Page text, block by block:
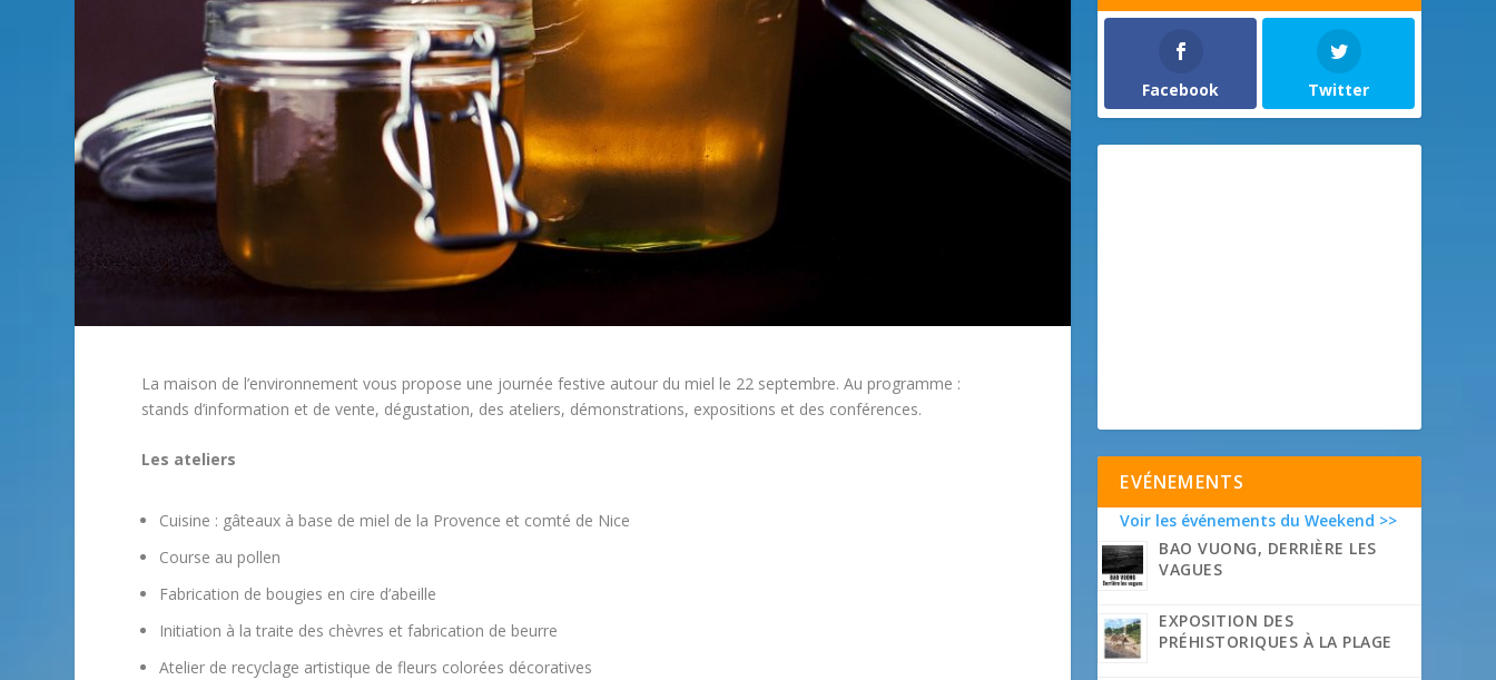
La maison de l’environnement vous propose une journée festive autour du miel le 22 septembre. Au programme :
stands d’information et de vente, dégustation, des ateliers, démonstrations, expositions et des conférences.
Les ateliers
Cuisine : gâteaux à base de miel de la Provence et comté de Nice
Course au pollen
Fabrication de bougies en cire d’abeille
Initiation à la traite des chèvres et fabrication de beurre
Atelier de recyclage artistique de fleurs colorées décoratives
Facebook Twitter
EVÉNEMENTS
Voir les événements du Weekend >>
BAO VUONG, DERRIÈRE LES
VAGUES
EXPOSITION DES
PRÉHISTORIQUES À LA PLAGE